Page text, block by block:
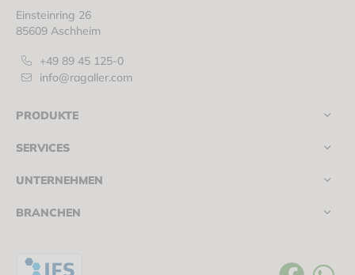
Einsteinring 26
85609 Aschheim
+49 89 45 125-0
info@ragaller.com
PRODUKTE
SERVICES
UNTERNEHMEN
BRANCHEN